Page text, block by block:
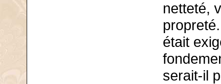
netteté,
était
serait-il